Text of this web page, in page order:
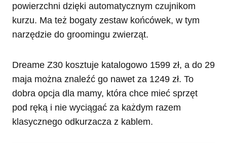
powierzchni dzięki automatycznym czujnikom
kurzu. Ma też bogaty zestaw końcówek, w tym
narzędzie do groomingu zwierząt.
Dreame Z30 kosztuje katalogowo 1599 zł, a do 29
maja można znaleźć go nawet za 1249 zł. To
dobra opcja dla mamy, która chce mieć sprzęt
pod ręką i nie wyciągać za każdym razem
klasycznego odkurzacza z kablem.